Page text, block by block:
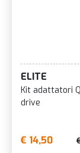
ELITE
Kit adattatori
drive
€ 14,50